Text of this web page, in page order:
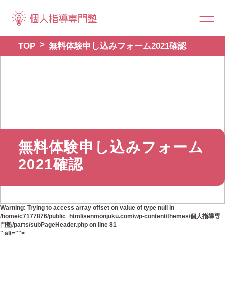
TOP 無料体験申し込みフォーム2021確認
Warning: Trying to access array offset on value of type null in
/home/c7177876/public_html/senmonjuku.com/wp-content/themes/個人指導専
門塾/parts/subPageHeader.php on line 81
" alt="">
無料体験申し込みフォーム
2021確認